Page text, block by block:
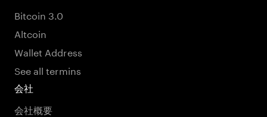
Bitcoin 3.0
Altcoin
Wallet Address
See all termins
会社
会社概要